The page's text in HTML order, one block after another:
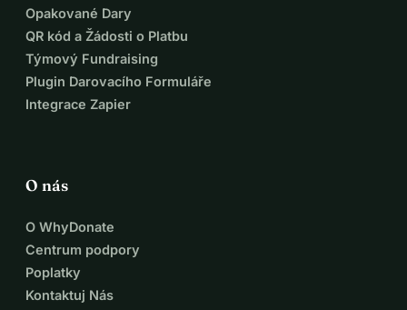
Opakované Dary
QR kód a Žádosti o Platbu
Týmový Fundraising
Plugin Darovacího Formuláře
Integrace Zapier
O nás
O WhyDonate
Centrum podpory
Poplatky
Kontaktuj Nás